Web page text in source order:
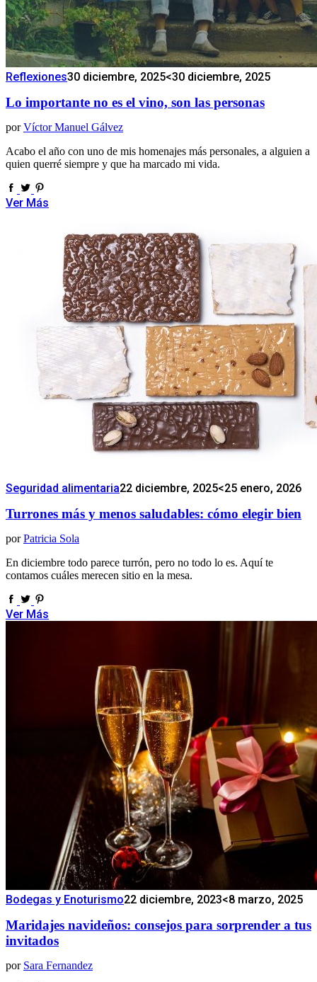
Reflexiones30 diciembre, 2025<30 diciembre, 2025
Lo importante no es el vino, son las personas
por Víctor Manuel Gálvez
Acabo el año con uno de mis homenajes más personales, a alguien a
quien querré siempre y que ha marcado mi vida.
Ver Más
Seguridad alimentaria22 diciembre, 2025<25 enero, 2026
Turrones más y menos saludables: cómo elegir bien
por Patricia Sola
En diciembre todo parece turrón, pero no todo lo es. Aquí te
contamos cuáles merecen sitio en la mesa.
Ver Más
Bodegas y Enoturismo22 diciembre, 2023<8 marzo, 2025
Maridajes navideños: consejos para sorprender a tus
invitados
por Sara Fernandez